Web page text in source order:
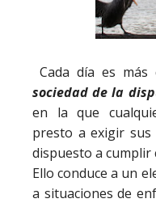
Cada día es
sociedad de la
en la que
presto a exigir sus
dispuesto a cumplir
Ello conduce a un
a situaciones de